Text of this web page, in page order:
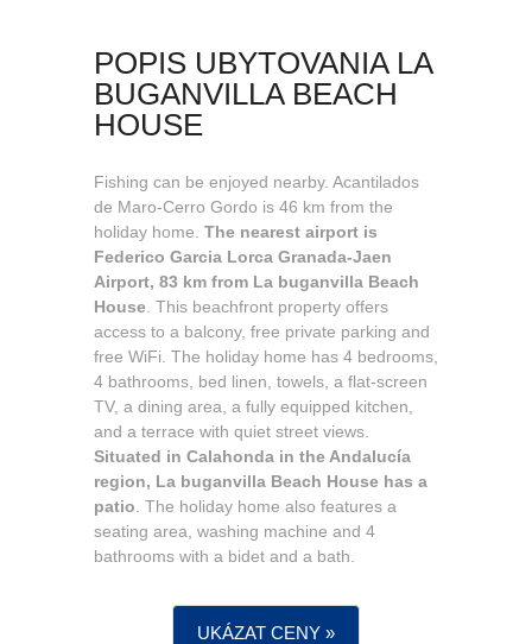
POPIS UBYTOVANIA LA
BUGANVILLA BEACH
HOUSE
Fishing can be enjoyed nearby. Acantilados
de Maro-Cerro Gordo is 46 km from the
holiday home. The nearest airport is
Federico Garcia Lorca Granada-Jaen
Airport, 83 km from La buganvilla Beach
House . This beachfront property offers
access to a balcony, free private parking and
free WiFi. The holiday home has 4 bedrooms,
4 bathrooms, bed linen, towels, a flat-screen
TV, a dining area, a fully equipped kitchen,
and a terrace with quiet street views.
Situated in Calahonda in the Andalucía
region, La buganvilla Beach House has a
patio . The holiday home also features a
seating area, washing machine and 4
bathrooms with a bidet and a bath.
UKÁZAT CENY »